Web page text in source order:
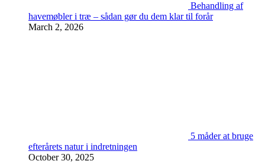
Behandling af
havemøbler i træ – sådan gør du dem klar til forår
March 2, 2026
5 måder at bruge
efterårets natur i indretningen
October 30, 2025